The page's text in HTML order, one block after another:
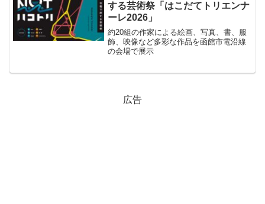
する芸術祭「はこだてトリエンナ
ーレ2026」
約20組の作家による絵画、写真、書、服
飾、映像など多彩な作品を函館市電沿線
の会場で展示
広告